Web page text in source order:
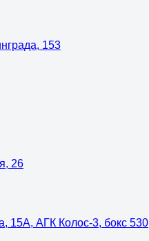
153
26
15А, АГК Колос-3, бокс 530